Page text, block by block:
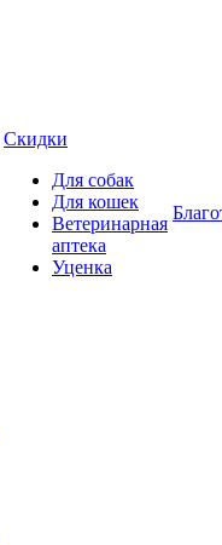
Скидки
Для собак
Для кошек
Ветеринарная
аптека
Уценка